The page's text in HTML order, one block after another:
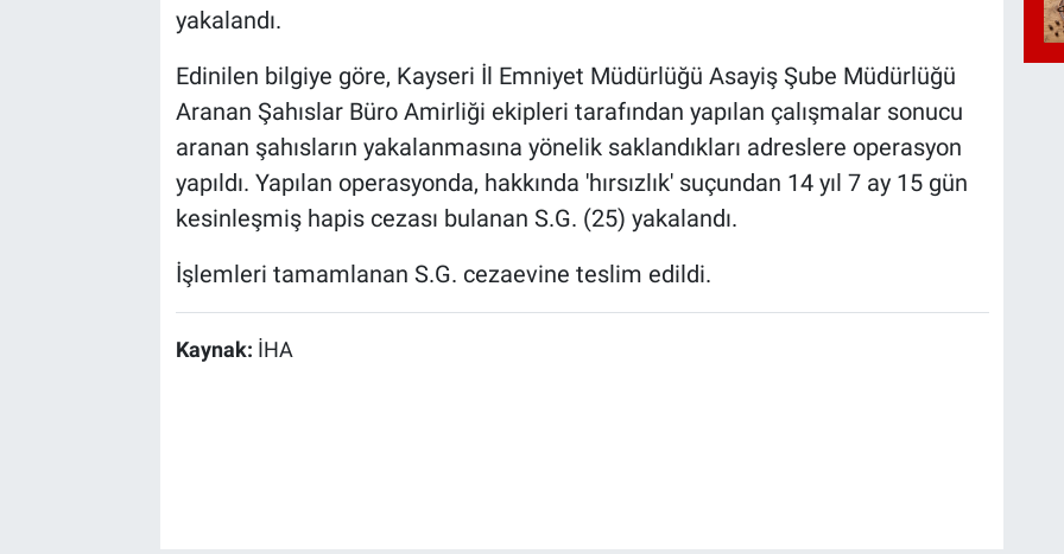
yakalandı.
Edinilen bilgiye göre, Kayseri İl Emniyet Müdürlüğü Asayiş Şube Müdürlüğü
Aranan Şahıslar Büro Amirliği ekipleri tarafından yapılan çalışmalar sonucu
aranan şahısların yakalanmasına yönelik saklandıkları adreslere operasyon
yapıldı. Yapılan operasyonda, hakkında 'hırsızlık' suçundan 14 yıl 7 ay 15 gün
kesinleşmiş hapis cezası bulanan S.G. (25) yakalandı.
İşlemleri tamamlanan S.G. cezaevine teslim edildi.
Kaynak: İHA